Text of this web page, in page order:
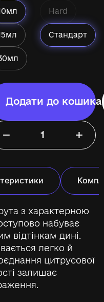
Hard
Стандарт
− +
Додати до кошика
з характерною
набуває
відтінкам дині.
легко й
цитрусової
залишає